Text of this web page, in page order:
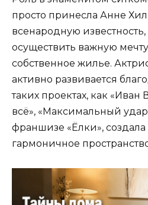
просто принесла Анне
всенародную
осуществить важную
собственное жилье.
активно развивается
таких проектах, как
всё», «Максимальный
франшизе «Ёлки»,
гармоничное